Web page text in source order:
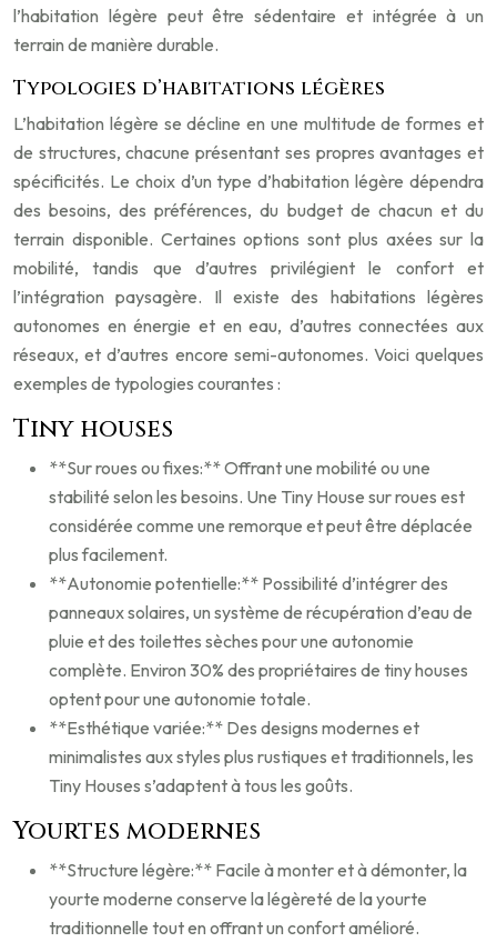
l’habitation légère peut être sédentaire et intégrée à un
terrain de manière durable.
Typologies d’habitations légères
L’habitation légère se décline en une multitude de formes et
de structures, chacune présentant ses propres avantages et
spécificités. Le choix d’un type d’habitation légère dépendra
des besoins, des préférences, du budget de chacun et du
terrain disponible. Certaines options sont plus axées sur la
mobilité, tandis que d’autres privilégient le confort et
l’intégration paysagère. Il existe des habitations légères
autonomes en énergie et en eau, d’autres connectées aux
réseaux, et d’autres encore semi-autonomes. Voici quelques
exemples de typologies courantes :
Tiny houses
**Sur roues ou fixes:** Offrant une mobilité ou une
stabilité selon les besoins. Une Tiny House sur roues est
considérée comme une remorque et peut être déplacée
plus facilement.
**Autonomie potentielle:** Possibilité d’intégrer des
panneaux solaires, un système de récupération d’eau de
pluie et des toilettes sèches pour une autonomie
complète. Environ 30% des propriétaires de tiny houses
optent pour une autonomie totale.
**Esthétique variée:** Des designs modernes et
minimalistes aux styles plus rustiques et traditionnels, les
Tiny Houses s’adaptent à tous les goûts.
Yourtes modernes
**Structure légère:** Facile à monter et à démonter, la
yourte moderne conserve la légèreté de la yourte
traditionnelle tout en offrant un confort amélioré.